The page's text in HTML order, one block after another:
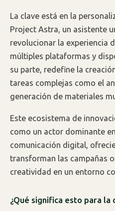
La clave está en la
Project Astra, un asistente
revolucionar la experiencia
múltiples plataformas y
su parte, redefine la
tareas complejas como el
generación de materiales
Este ecosistema de
como un actor dominante
comunicación digital,
transforman las campañas
creatividad en un entorno
¿Qué significa esto para la